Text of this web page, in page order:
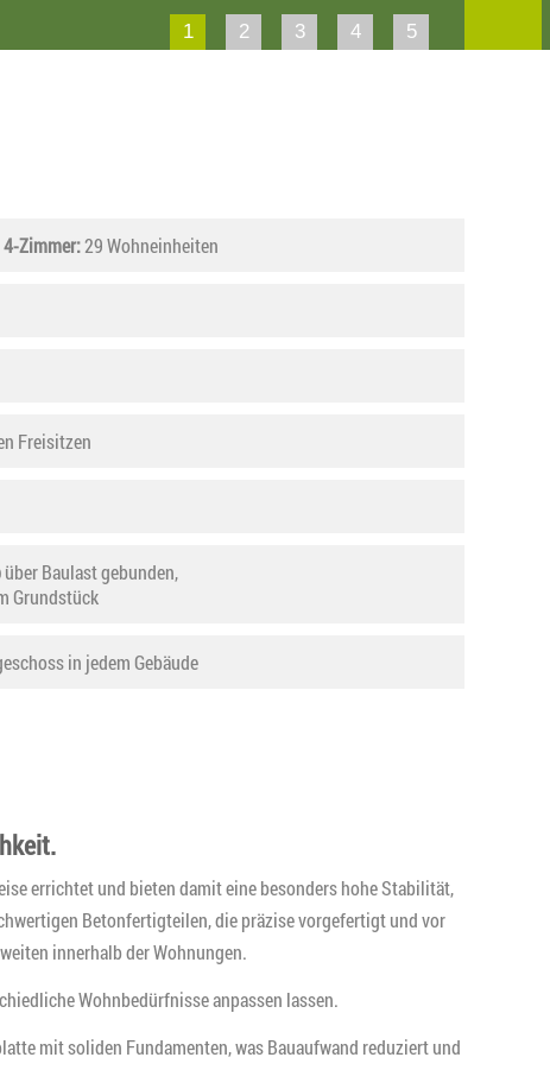
1 2 3 4 5
4-Zimmer:29 Wohneinheiten
Freisitzen
über Baulast gebunden,
Grundstück
in jedem Gebäude
errichtet und bieten damit eine besonders hohe Stabilität,
Betonfertigteilen, die präzise vorgefertigt und vor
innerhalb der Wohnungen.
Wohnbedürfnisse anpassen lassen.
mit soliden Fundamenten, was Bauaufwand reduziert und